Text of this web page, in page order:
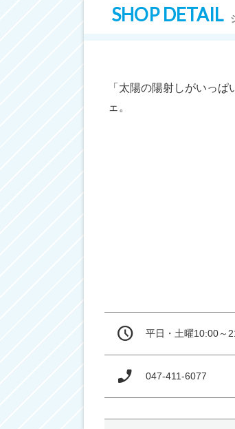
SHOP DETAIL
「太陽の陽射しがいっ
ェ。
平日・土曜10:00～
047-411-6077